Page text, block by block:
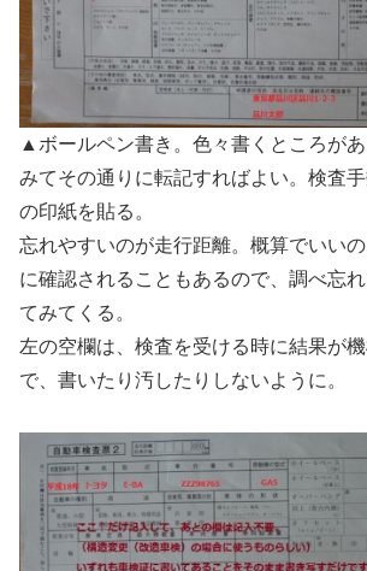
▲ボールペン書き。色々書くところが
みてその通りに転記すればよい。検査
の印紙を貼る。
忘れやすいのが走行距離。概算でいい
に確認されることもあるので、調べ忘
てみてくる。
左の空欄は、検査を受ける時に結果が
で、書いたり汚したりしないように。